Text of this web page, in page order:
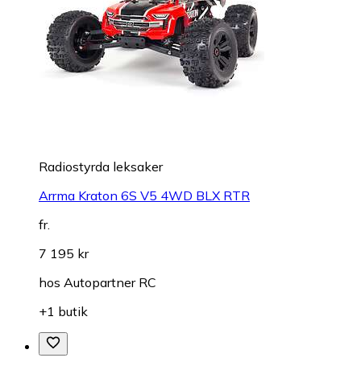
Radiostyrda leksaker
Arrma Kraton 6S V5 4WD BLX RTR
fr.
7 195 kr
hos Autopartner RC
+1 butik